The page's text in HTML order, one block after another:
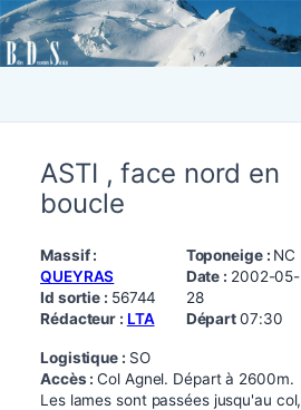
ASTI , face nord en
boucle
Massif :
QUEYRAS
Id sortie : 56744
Rédacteur : LTA
Toponeige : NC
Date : 2002-05-
28
Départ07:30
Logistique : SO
Accès :Col Agnel. Départ à 2600m.
Les lames sont passées jusqu'au col,